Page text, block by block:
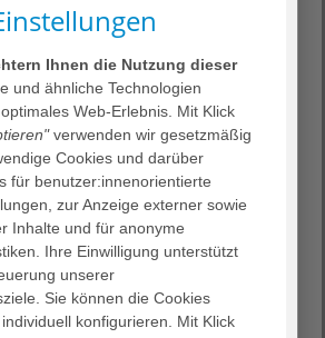
Mauer
F (06226) 97 27
9.00–12.00
Uhr
Ihnen die Nutzung dieser
und ähnliche Technologien
Web-Erlebnis. Mit Klick
verwenden wir gesetzmäßig
Cookies und darüber
für benutzer:innenorientierte
zur Anzeige externer sowie
Inhalte und für anonyme
Ihre Einwilligung unterstützt
unserer
Sie können die Cookies
konfigurieren. Mit Klick